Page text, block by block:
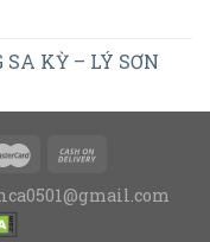
SA KỲ – LÝ SƠN